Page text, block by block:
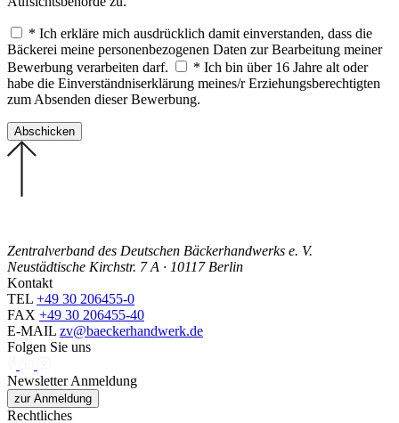
* Ich erkläre mich ausdrücklich damit einverstanden, dass die
Bäckerei meine personenbezogenen Daten zur Bearbeitung meiner
Bewerbung verarbeiten darf.
* Ich bin über 16 Jahre alt oder
habe die Einverständniserklärung meines/r Erziehungsberechtigten
zum Absenden dieser Bewerbung.
Zentralverband des Deutschen Bäckerhandwerks e. V.
Neustädtische Kirchstr. 7 A · 10117 Berlin
Kontakt
TEL +49 30 206455-0
FAX +49 30 206455-40
E-MAIL zv@baeckerhandwerk.de
Folgen Sie uns
Newsletter Anmeldung
zur Anmeldung
Rechtliches